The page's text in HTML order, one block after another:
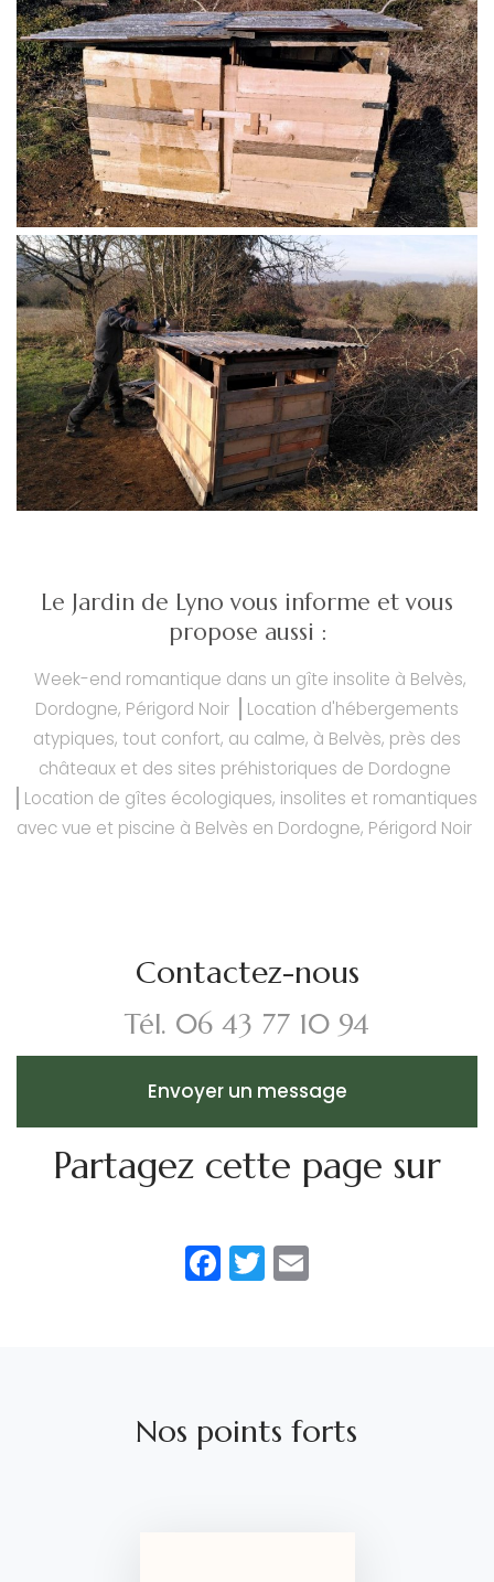
Le Jardin de Lyno vous informe et vous
propose aussi :
Week-end romantique dans un gîte insolite à Belvès,
Dordogne, Périgord Noir
Location d'hébergements
atypiques, tout confort, au calme, à Belvès, près des
châteaux et des sites préhistoriques de Dordogne
Location de gîtes écologiques, insolites et romantiques
avec vue et piscine à Belvès en Dordogne, Périgord Noir
Contactez-nous
Tél. 06 43 77 10 94
Envoyer un message
Partagez cette page sur
Facebook
Twitter
Nos points forts